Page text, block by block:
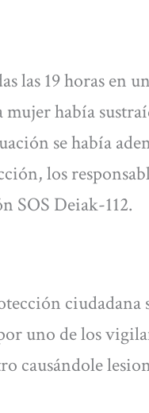
las 19 horas en
había
se había
los
SOS Deiak-112.
ciudadana
uno de los
causándole